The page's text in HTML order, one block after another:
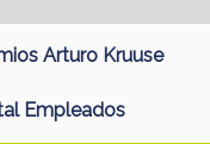
Arturo Kruuse
Empleados